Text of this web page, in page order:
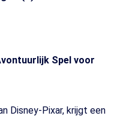
Spel voor
Disney-Pixar, krijgt een